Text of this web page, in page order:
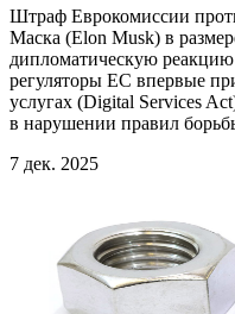
Штраф Еврокомиссии
Маска (Elon Musk) в
дипломатическую
регуляторы ЕС впервые
услугах (Digital Services
в нарушении правил
7 дек. 2025